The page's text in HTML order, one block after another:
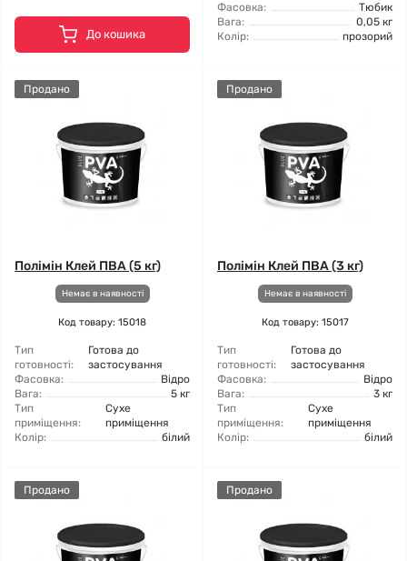
До кошика
Фасовка:
Тюбик
Вага:
0,05 кг
Колір:
прозорий
Продано
Полімін Клей ПВА (5 кг)
Немає в наявності
Код товару: 15018
Тип
готовності:
Готова до
застосування
Фасовка:
Відро
Вага:
5 кг
Тип
приміщення:
Сухе
приміщення
Колір:
білий
Продано
Полімін Клей ПВА (3 кг)
Немає в наявності
Код товару: 15017
Тип
готовності:
Готова до
застосування
Фасовка:
Відро
Вага:
3 кг
Тип
приміщення:
Сухе
приміщення
Колір:
білий
Продано Продано